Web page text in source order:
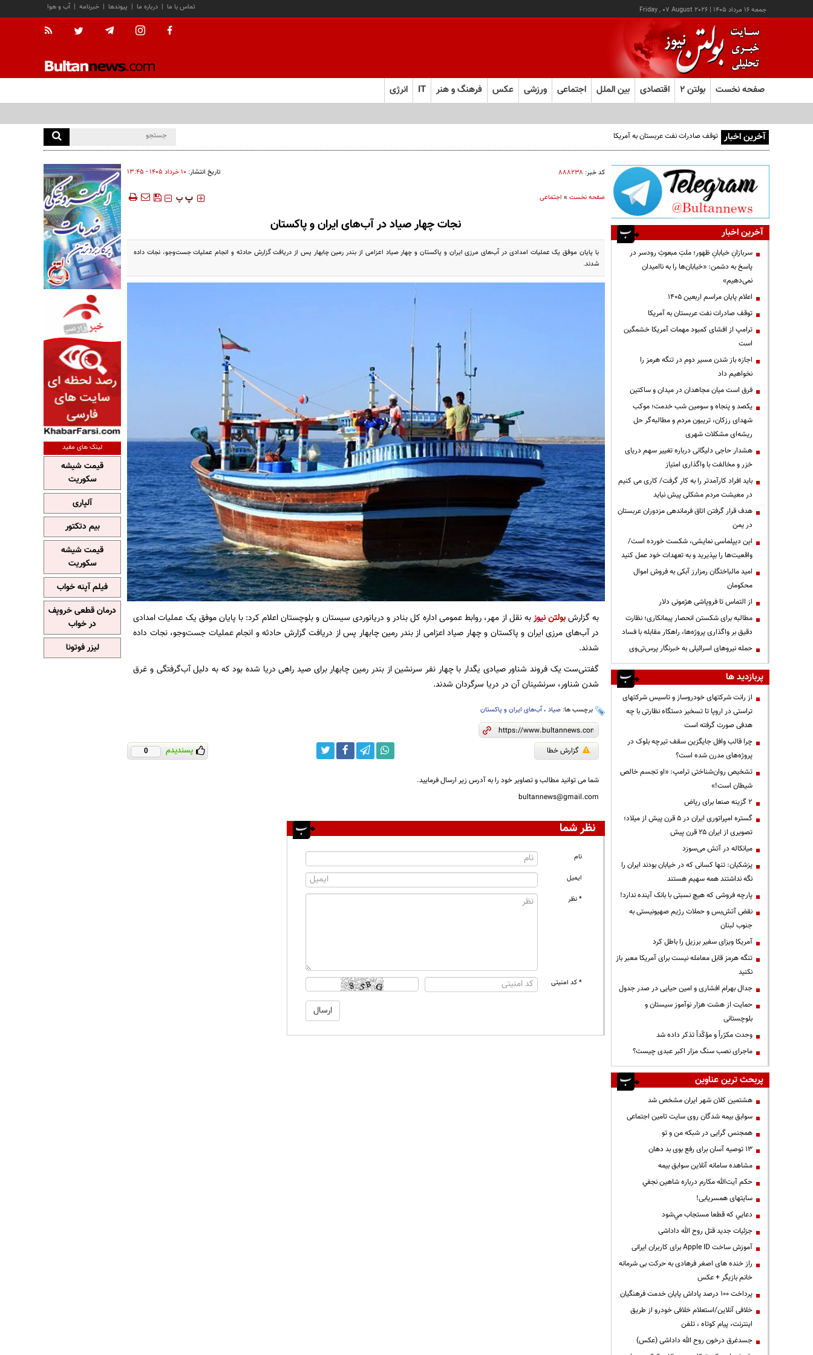
جمعه ۱۶ مرداد ۱۴۰۵ |
Friday , 07 August 2026 آب و هوا | خبرنامه | پیوندها | درباره ما | تماس با ما
صفحه نخست بولتن ۲ اقتصادی بین الملل اجتماعی ورزشی عکس فرهنگ و هنر IT انرژی
آخرین اخبار توقف صادرات نفت عربستان به آمریکا
کد خبر: ۸۸۸۲۳۸ تاریخ انتشار: ۱۰ خرداد ۱۴۰۵ - ۱۳:۴۵
صفحه نخست» اجتماعی ‍‍‍ پ پ
نجات چهار صیاد در آب‌های ایران و پاکستان
با پایان موفق یک عملیات امدادی در آب‌های مرزی ایران و پاکستان و چهار صیاد اعزامی از بندر رمین چابهار پس از دریافت گزارش حادثه و انجام عملیات جست‌وجو، نجات داده
شدند.
به گزارشبولتن نیوزبه نقل از مهر، روابط عمومی اداره کل بنادر و دریانوردی سیستان و بلوچستان اعلام کرد: با پایان موفق یک عملیات امدادی
در آب‌های مرزی ایران و پاکستان و چهار صیاد اعزامی از بندر رمین چابهار پس از دریافت گزارش حادثه و انجام عملیات جست‌وجو، نجات داده
شدند.
گفتنی‌ست یک فروند شناور صیادی یگدار با چهار نفر سرنشین از بندر رمین چابهار برای صید راهی دریا شده بود که به دلیل آب‌گرفتگی و غرق
شدن شناور، سرنشینان آن در دریا سرگردان شدند.
برچسب ها: صیاد،آب‌های ایران و پاکستان
گزارش خطا پسندیدم 0
شما می توانید مطالب و تصاویر خود را به آدرس زیر ارسال فرمایید.
bultannews@gmail.com
نظر شما
نام
ایمیل
* نظر
* کد امنیتی
آخرین اخبار
سربازانِ خیابانِ ظهور؛ ملتِ مبعوثِ رودسر در
پاسخ به دشمن: «خیابان‌ها را به ناامیدان
نمی‌دهیم»
اعلام پایان مراسم اربعین ۱۴۰۵
توقف صادرات نفت عربستان به آمریکا
ترامپ از افشای کمبود مهمات آمریکا خشمگین
است
اجازه باز شدن مسیر دوم در تنگه هرمز را
نخواهیم داد
فرق است میان مجاهدان در میدان و ساکتین
یکصد و پنجاه و سومین شب خدمت؛ موکب
شهدای رزکان، تریبون مردم و مطالبه‌گر حل
ریشه‌ای مشکلات شهری
هشدار حاجی دلیگانی درباره تغییر سهم دریای
خزر و مخالفت با واگذاری امتیاز
باید افراد کارآمدتر را به کار گرفت/ کاری می کنیم
در معیشت مردم مشکلی پیش نیاید
هدف قرار گرفتن اتاق‌ فرماندهی مزدوران عربستان
در یمن
این دیپلماسی نمایشی، شکست خورده است/
واقعیت‌ها را بپذیرید و به تعهدات خود عمل کنید
امید مالباختگان رمزارز آبکی به فروش اموال
محکومان
از التماس تا فروپاشی هژمونی دلار
مطالبه برای شکستن انحصار پیمانکاری؛ نظارت
دقیق بر واگذاری پروژه‌ها، راهکار مقابله با فساد
حمله نیروهای اسرائیلی به خبرنگار پرس‌تی‌وی
پربازدید ها
از رانت‌ شرکتهای خودروساز و تاسیس شرکتهای
تراستی در اروپا تا تسخیر دستگاه نظارتی با چه
هدفی صورت گرفته است
چرا قالب وافل جایگزین سقف تیرچه بلوک در
پروژه‌های مدرن شده است؟
تشخیص روان‌شناختی ترامپ: «او تجسم خالص
شیطان است!»
۲ گزینه صنعا برای ریاض
گستره امپراتوری ایران در ۵ قرن پیش از میلاد؛
تصویری از ایران ۲۵ قرن پیش
میانکاله در آتش می‌سوزد
پزشکیان: تنها کسانی که در خیابان بودند ایران را
نگه نداشتند همه سهیم هستند
پارچه فروشی که هیچ نسبتی با بانک آینده ندارد!
نقض آتش‌بس و حملات رژیم صهیونیستی به
جنوب لبنان
آمریکا ویزای سفیر برزیل را باطل کرد
تنگه هرمز قابل معامله نیست برای آمریکا معبر باز
نکنید
جدال بهرام افشاری و امین حیایی در صدر جدول
حمایت از هشت هزار نوآموز سیستان و
بلوچستانی
وحدت مکرّراً و مؤکّداً تذکر داده شد
ماجرای نصب سنگ مزار اکبر عبدی چیست؟
پربحث ترین عناوین
هشتمین کلان شهر ایران مشخص شد
سوابق بیمه شدگان روی سایت تامین اجتماعی
همجنس گرایی در شبکه من و تو
13 توصیه آسان برای رفع بوی بد دهان
مشاهده سامانه آنلاين سوابق بیمه
حكم آيت‌الله مكارم درباره شاهين نجفي
سایتهای همسریابی!
دعايي كه قطعا مستجاب مي‌شود
جزئیات جدید قتل روح الله داداشی
آموزش ساخت Apple ID برای کاربران ایرانی
راز خنده های اصغر فرهادی به حرکت بی شرمانه
خانم بازیگر + عکس
پرداخت ۱۰۰ درصد پاداش پایان خدمت فرهنگیان
خلافی آنلاین/استعلام خلافی خودرو از طریق
اینترنت، پیام کوتاه ، تلفن
جسدغرق درخون روح الله داداشی (عکس)
لینک های مفید
قیمت شیشه
سکوریت
آلپاری
بیم دتکتور
قیمت شیشه
سکوریت
فیلم آپنه خواب
درمان قطعی خروپف
در خواب
لیزر فوتونا